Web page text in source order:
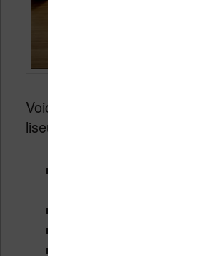
Voici les caractéristiques
liseuse Kobo Libra H2O :
8 go de stockage pour